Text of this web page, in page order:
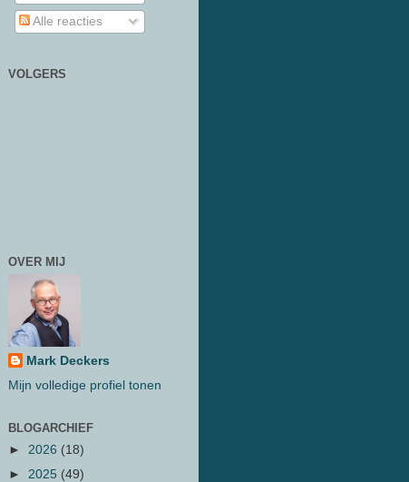
Alle reacties
VOLGERS
OVER MIJ
Mark Deckers
Mijn volledige profiel tonen
BLOGARCHIEF
► 2026 (18)
► 2025 (49)